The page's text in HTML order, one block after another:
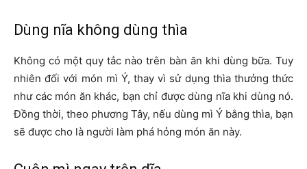
Dùng nĩa không dùng thìa
Không có một quy tắc nào trên bàn ăn khi dùng bữa. Tuy
nhiên đối với món mì Ý, thay vì sử dụng thìa thưởng thức
như các món ăn khác, bạn chỉ được dùng nĩa khi dùng nó.
Đồng thời, theo phương Tây, nếu dùng mì Ý bằng thìa, bạn
sẽ được cho là người làm phá hỏng món ăn này.